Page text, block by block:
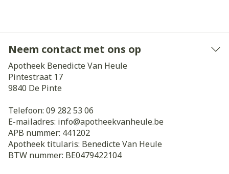
Neem contact met ons op
Apotheek Benedicte Van Heule
Pintestraat 17
9840 De Pinte
Telefoon: 09 282 53 06
E-mailadres: info@apotheekvanheule.be
APB nummer: 441202
Apotheek titularis: Benedicte Van Heule
BTW nummer: BE0479422104